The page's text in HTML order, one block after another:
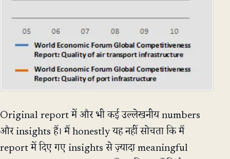
Original report में और भी कई उल्लेखनीय numbers
और insights हैं। मैं honestly यह नहीं सोचता कि मैं
report में दिए गए insights से ज़्यादा meaningful